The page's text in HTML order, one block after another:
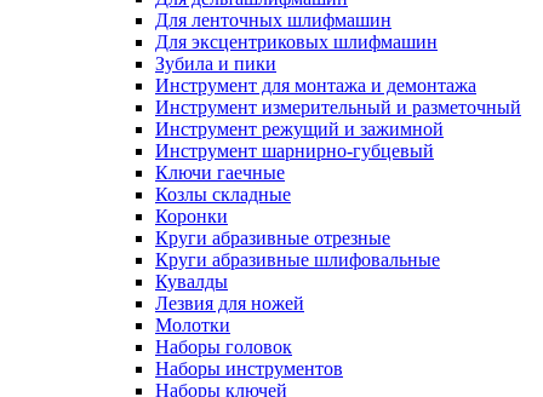
Для ленточных шлифмашин
Для эксцентриковых шлифмашин
Зубила и пики
Инструмент для монтажа и демонтажа
Инструмент измерительный и разметочный
Инструмент режущий и зажимной
Инструмент шарнирно-губцевый
Ключи гаечные
Козлы складные
Коронки
Круги абразивные отрезные
Круги абразивные шлифовальные
Кувалды
Лезвия для ножей
Молотки
Наборы головок
Наборы инструментов
Наборы ключей